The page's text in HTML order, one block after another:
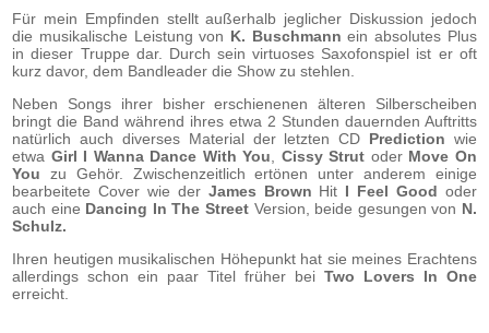
Für mein Empfinden stellt außerhalb jeglicher Diskussion jedoch
die musikalische Leistung von K. Buschmannein absolutes Plus
in dieser Truppe dar. Durch sein virtuoses Saxofonspiel ist er oft
kurz davor, dem Bandleader die Show zu stehlen.
Neben Songs ihrer bisher erschienenen älteren Silberscheiben
bringt die Band während ihres etwa 2 Stunden dauernden Auftritts
natürlich auch diverses Material der letzten CD Prediction wie
etwa Girl I Wanna Dance With You, Cissy Strut oder Move On
You zu Gehör. Zwischenzeitlich ertönen unter anderem einige
bearbeitete Cover wie der James Brown Hit I Feel Good oder
auch eine Dancing In The Street Version, beide gesungen von N.
Schulz.
Ihren heutigen musikalischen Höhepunkt hat sie meines Erachtens
allerdings schon ein paar Titel früher bei Two Lovers In One
erreicht.